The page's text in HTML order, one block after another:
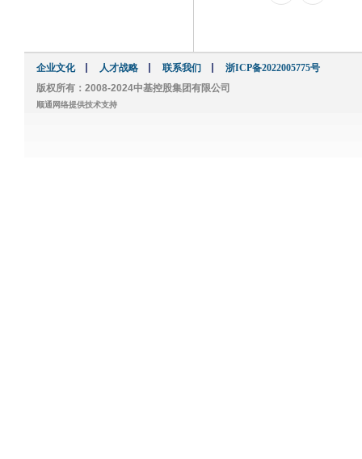
企业文化 人才战略 联系我们
浙ICP备2022005775号
版权所有：2008-2024中基控股集团有限公司
顺通网络提供技术支持